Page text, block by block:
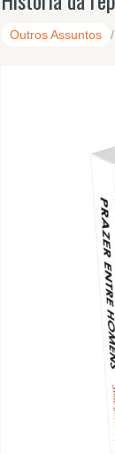
Outros Assuntos /